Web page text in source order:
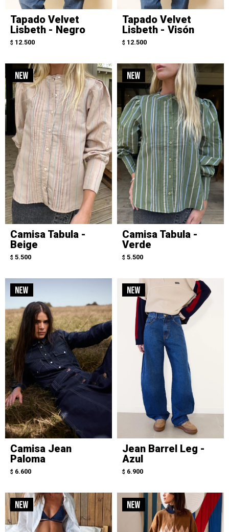
Tapado Velvet
Lisbeth - Negro
$ 12.500
Tapado Velvet
Lisbeth - Visón
$ 12.500
Camisa Tabula -
Beige
$ 5.500
Camisa Tabula -
Verde
$ 5.500
Camisa Jean
Paloma
$ 6.600
Jean Barrel Leg -
Azul
$ 6.900